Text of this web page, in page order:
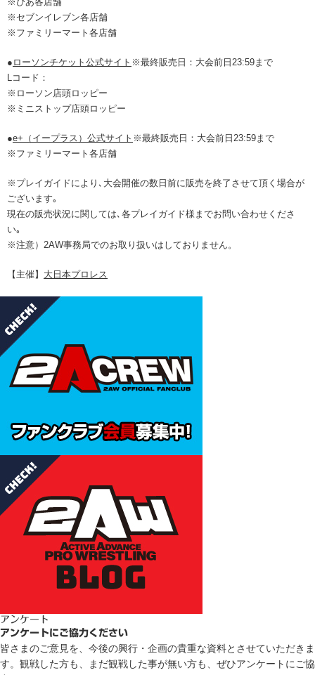
※セブンイレブン各店舗
※ファミリーマート各店舗
● ローソンチケット公式サイト ※最終販売日：大会前日23:59まで
Lコード：
※ローソン店頭ロッピー
※ミニストップ店頭ロッピー
●e+（イープラス）公式サイト ※最終販売日：大会前日23:59まで
※ファミリーマート各店舗
※プレイガイドにより､大会開催の数日前に販売を終了させて頂く場合が
ございます｡
現在の販売状況に関しては､各プレイガイド様までお問い合わせくださ
い｡
※注意）2AW事務局でのお取り扱いはしておりません。
【主催】 大日本プロレス
アンケート
アンケートにご協力ください
皆さまのご意見を、今後の興行・企画の貴重な資料とさせていただきま
す。観戦した方も、まだ観戦した事が無い方も、ぜひアンケートにご協